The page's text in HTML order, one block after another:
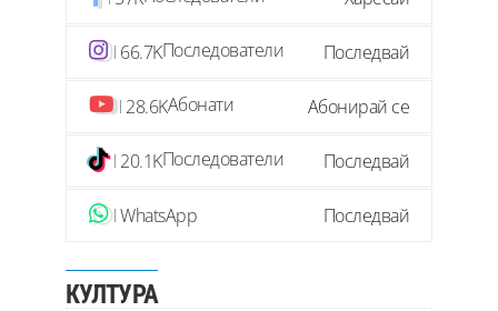
66.7KПоследователи Последвай
28.6KАбонати Абонирай се
20.1KПоследователи Последвай
WhatsApp Последвай
КУЛТУРА